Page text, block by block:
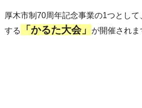
厚木市制70周年記念事業の1つとし
する
「かるた大会」 が開催されま